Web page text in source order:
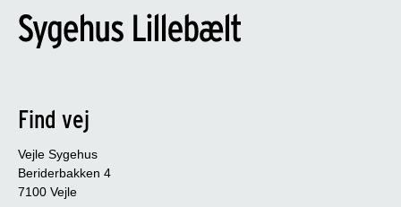
Find vej
Vejle Sygehus
Beriderbakken 4
7100 Vejle